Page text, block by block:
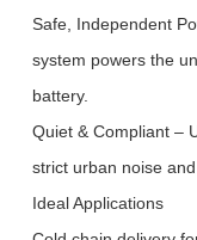
Safe, Independent
system powers the
battery.
Quiet & Compliant –
strict urban noise
Ideal Applications